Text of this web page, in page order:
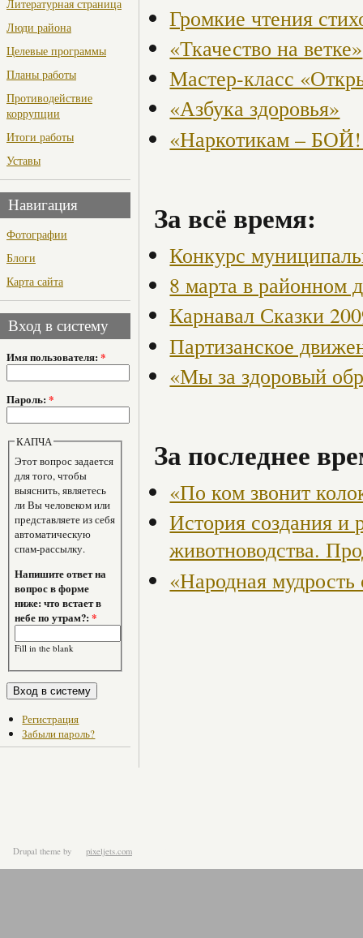
Литературная страница
Люди района
Целевые программы
Планы работы
Противодействие
коррупции
Итоги работы
Уставы
Навигация
Фотографии
Блоги
Карта сайта
Вход в систему
Имя пользователя: *
Пароль: *
КАПЧА
Этот вопрос задается
для того, чтобы
выяснить, являетесь
ли Вы человеком или
представляете из себя
автоматическую
спам-рассылку.
Напишите ответ на
вопрос в форме
ниже: что встает в
небе по утрам?:*
Fill in the blank
Регистрация
Забыли пароль?
Громкие чтения
«Ткачество на ветке»
Мастер-класс
«Азбука здоровья»
«Наркотикам –
За всё время:
Конкурс
8 марта в районном
Карнавал Сказки
Партизанское
«Мы за здоровый
За последнее
«По ком звонит
История создания и
животноводства.
«Народная мудрость
Drupal theme by pixeljets.com